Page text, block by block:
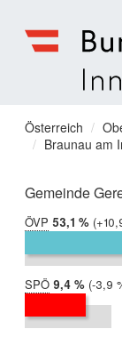
für
Inneres
Sie
befinden
hier:
Österreich
Braunau am
Gemeinde
ÖVP 2019:
53,1 %
2017:
42,2
SPÖ 2019:
9,4 %
2017:
13,3 %
-3,9